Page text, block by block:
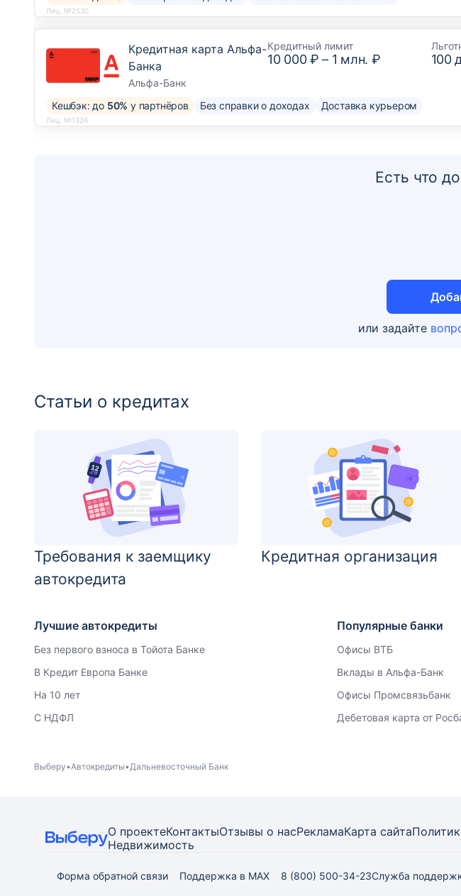
Лиц. №2530
Кредитная карта Альфа-
Банка
Альфа-Банк
Кредитный лимит
10 000 ₽ – 1 млн. ₽ 100
Кешбэк: до 50% у партнёров Без справки о доходах Доставка курьером
Лиц. №1326
Есть что
или задайте
Статьи о кредитах
Требования к заемщику
автокредита
Кредитная организация
Лучшие автокредиты
Без первого взноса в Тойота Банке
В Кредит Европа Банке
На 10 лет
С НДФЛ
Популярные банки
Офисы ВТБ
Вклады в Альфа-Банк
Офисы Промсвязьбанк
Дебетовая карта от
Выберу Автокредиты Дальневосточный Банк
О проектеКонтактыОтзывы о насРекламаКарта сайта
Недвижимость
Форма обратной связи Поддержка в MAX 8 (800) 500-34-23Служба